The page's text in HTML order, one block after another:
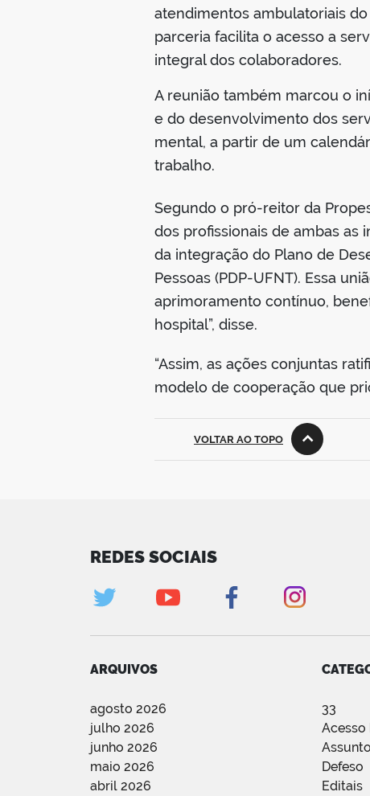
atendimentos ambulatoriais
parceria facilita o acesso a
integral dos colaboradores.
A reunião também marcou o
e do desenvolvimento dos
mental, a partir de um
trabalho.
Segundo o pró-reitor da
dos profissionais de ambas as
da integração do Plano de
Pessoas (PDP-UFNT). Essa
aprimoramento contínuo,
hospital”, disse.
“Assim, as ações conjuntas
modelo de cooperação que
VOLTAR AO TOPO
REDES SOCIAIS
ARQUIVOS
agosto 2026
julho 2026
junho 2026
maio 2026
abril 2026
33
Acesso
Defeso
Editais